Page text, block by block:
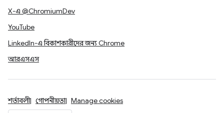
X-এ @ChromiumDev
YouTube
LinkedIn-এ বিকাশকারীদের জন্য Chrome
আরএসএস
শর্তাবলী গোপনীয়তা Manage cookies